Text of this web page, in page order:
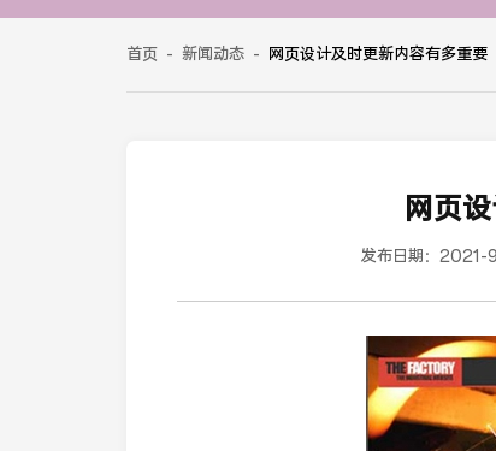
首页 - 新闻动态 - 网页设计及时更新内容有多重要
网页
发布日期： 2021-